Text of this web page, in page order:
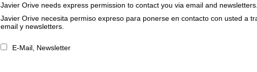
Javier Orive needs express permission to contact you via email and
Javier Orive necesita permiso expreso para ponerse en contacto con usted a
email y newsletters.
E-Mail, Newsletter